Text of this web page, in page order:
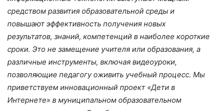
средством развития образовательной среды и
повышают эффективность получения новых
результатов, знаний, компетенций в наиболее короткие
сроки. Это не замещение учителя или образования, а
различные инструменты, включая видеоуроки,
позволяющие педагогу оживить учебный процесс. Мы
приветствуем инновационный проект «Дети в
Интернете» в муниципальном образовательном